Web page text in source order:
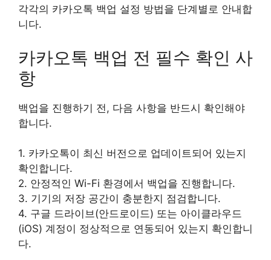
각각의 카카오톡 백업 설정 방법을 단계별로 안내합
니다.
카카오톡 백업 전 필수 확인 사
항
백업을 진행하기 전, 다음 사항을 반드시 확인해야
합니다.
1. 카카오톡이 최신 버전으로 업데이트되어 있는지
확인합니다.
2. 안정적인 Wi-Fi 환경에서 백업을 진행합니다.
3. 기기의 저장 공간이 충분한지 점검합니다.
4. 구글 드라이브(안드로이드) 또는 아이클라우드
(iOS) 계정이 정상적으로 연동되어 있는지 확인합니
다.